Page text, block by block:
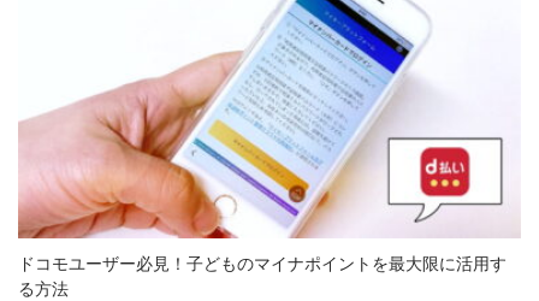
ドコモユーザー必見！子どものマイナポイントを最大限に活用す
る方法